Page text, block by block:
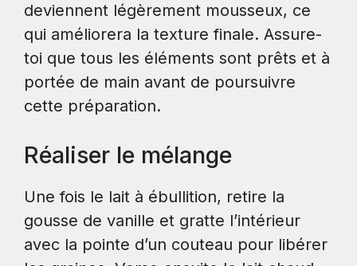
deviennent légèrement mousseux, ce
qui améliorera la texture finale. Assure-
toi que tous les éléments sont prêts et à
portée de main avant de poursuivre
cette préparation.
Réaliser le mélange
Une fois le lait à ébullition, retire la
gousse de vanille et gratte l’intérieur
avec la pointe d’un couteau pour libérer